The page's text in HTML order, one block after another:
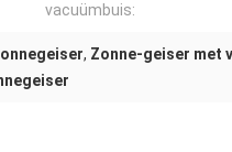
vacuümbuis:
, Zonne-geiser met